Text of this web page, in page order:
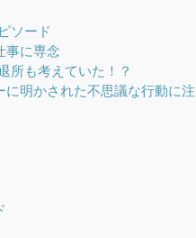
ソード
事に専念
所も考えていた！？
明かされた不思議な行動に注